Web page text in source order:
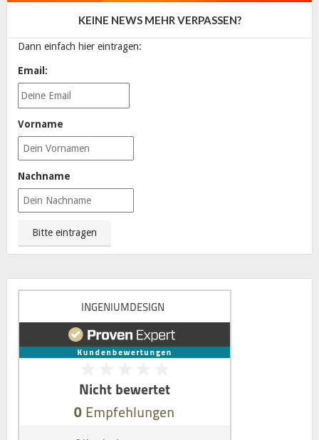
KEINE NEWS MEHR VERPASSEN?
Dann einfach hier eintragen:
Email:
Vorname
Nachname